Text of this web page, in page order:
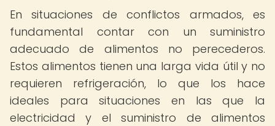
En situaciones de conflictos armados, es
fundamental contar con un suministro
adecuado de alimentos no perecederos.
Estos alimentos tienen una larga vida útil y no
requieren refrigeración, lo que los hace
ideales para situaciones en las que la
electricidad y el suministro de alimentos